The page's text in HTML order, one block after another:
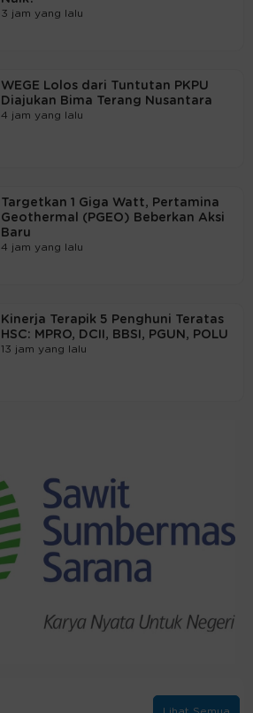
3 jam yang lalu
WEGE Lolos dari Tuntutan PKPU
Diajukan Bima Terang Nusantara
4 jam yang lalu
Targetkan 1 Giga Watt, Pertamina
Geothermal (PGEO) Beberkan Aksi
Baru
4 jam yang lalu
Kinerja Terapik 5 Penghuni Teratas
HSC: MPRO, DCII, BBSI, PGUN, POLU
13 jam yang lalu
Lihat Semua